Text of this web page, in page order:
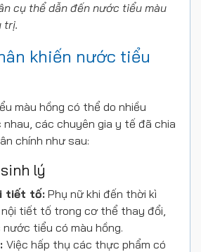
cụ thể dẫn đến nước tiểu màu
trị.
khiến nước tiểu
màu hồng có thể do nhiều
nhau, các chuyên gia y tế đã chia
chính như sau:
lý
tiết tố: Phụ nữ khi đến thời kì
tiết tố trong cơ thể thay đổi,
nước tiểu có màu hồng.
Việc hấp thụ các thực phẩm có